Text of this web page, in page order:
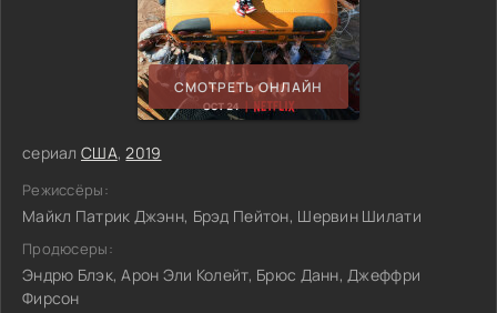
СМОТРЕТЬ ОНЛАЙН
сериал США,2019
Режиссёры:
Майкл Патрик Джэнн, Брэд Пейтон, Шервин Шилати
Продюсеры:
Эндрю Блэк, Арон Эли Колейт, Брюс Данн, Джеффри
Фирсон